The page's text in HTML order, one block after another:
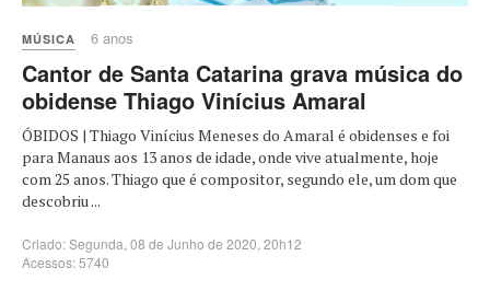
MÚSICA 6 anos
Cantor de Santa Catarina grava música do
obidense Thiago Vinícius Amaral
ÓBIDOS | Thiago Vinícius Meneses do Amaral é obidenses e foi
para Manaus aos 13 anos de idade, onde vive atualmente, hoje
com 25 anos. Thiago que é compositor, segundo ele, um dom que
descobriu ...
Criado: Segunda, 08 de Junho de 2020, 20h12
Acessos: 5740